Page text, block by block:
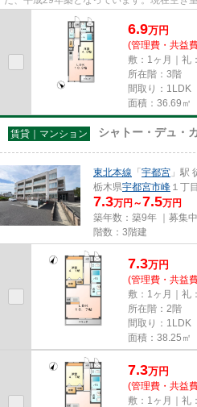
行うことができます。新生活を...
6.9万円
(管理費・共益
敷：1ヶ月｜礼
所在階：3階
間取り：1LDK
面積：36.69㎡
賃貸｜マンション シャトー・デュ・
東北本線 「宇都宮 」駅
栃木県宇都宮市峰 １丁目
7.3万円～7.5万円
築年数：築9年 ｜募集中
階数：3階建
7.3万円
(管理費・共益
敷：1ヶ月｜礼
所在階：2階
間取り：1LDK
面積：38.25㎡
7.3万円
(管理費・共益
敷：1ヶ月｜礼